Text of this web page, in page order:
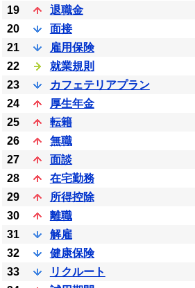
19
退職金
20
面接
21
雇用保険
22
就業規則
23
カフェテリアプラン
24
厚生年金
25
転籍
26
無職
27
面談
28
在宅勤務
29
所得控除
30
離職
31
解雇
32
健康保険
33
リクルート